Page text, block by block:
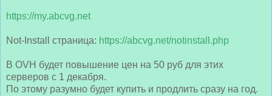
https://my.abcvg.net
Not-Install страница: https://abcvg.net/notinstall.php
В OVH будет повышение цен на 50 руб для этих
серверов с 1 декабря.
По этому разумно будет купить и продлить сразу на год.